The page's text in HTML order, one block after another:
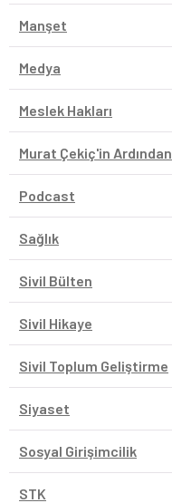
Manşet
Medya
Meslek Hakları
Murat Çekiç'in Ardından
Podcast
Sağlık
Sivil Bülten
Sivil Hikaye
Sivil Toplum Geliştirme
Siyaset
Sosyal Girişimcilik
STK